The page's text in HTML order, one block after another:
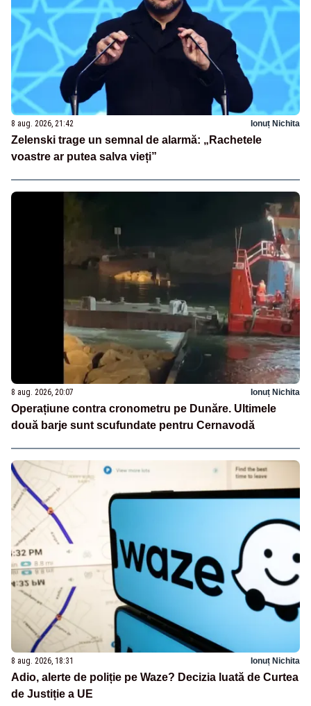
8 aug. 2026, 21:42 Ionuț Nichita
Zelenski trage un semnal de alarmă: „Rachetele
voastre ar putea salva vieți”
8 aug. 2026, 20:07 Ionuț Nichita
Operațiune contra cronometru pe Dunăre. Ultimele
două barje sunt scufundate pentru Cernavodă
8 aug. 2026, 18:31 Ionuț Nichita
Adio, alerte de poliție pe Waze? Decizia luată de Curtea
de Justiție a UE